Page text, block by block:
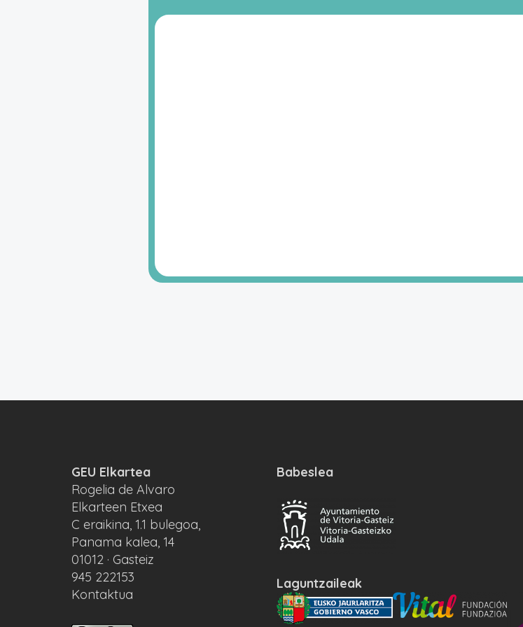
GEU Elkartea
Rogelia de Alvaro
Elkarteen Etxea
C eraikina, 1.1 bulegoa,
Panama kalea, 14
01012 · Gasteiz
945 222153
Kontaktua
Babeslea
Laguntzaileak